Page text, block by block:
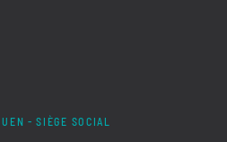
- SIÈGE SOCIAL